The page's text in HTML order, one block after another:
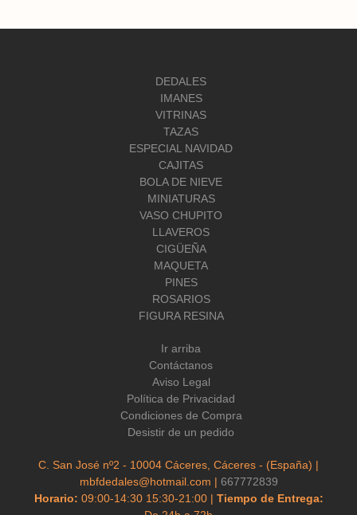
DEDALES
IMANES
VITRINAS
TAZAS
ESPECIAL NAVIDAD
CAJITAS
BOLA DE NIEVE
MINIATURAS
VASO CHUPITO
LLAVEROS
CIGÜEÑA
MAQUETA
PINES
ROSARIOS
FIGURA RESINA
Ir arriba
Contáctanos
Aviso Legal
Política de Privacidad
Condiciones de Compra
Desistir de un pedido
C. San José nº2 - 10004 Cáceres, Cáceres - (España) |
mbfdedales@hotmail.com | 667772839
Horario: 09:00-14:30 15:30-21:00 | Tiempo de Entrega: